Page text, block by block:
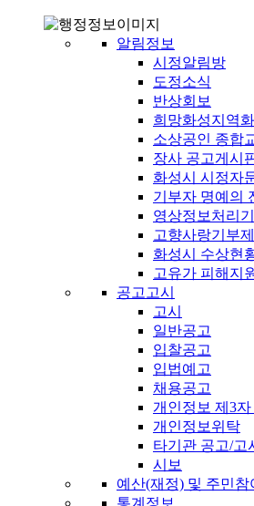
알림정보
시정알림방
도정소식
반상회보
희망화성지역화
소상공인 종합
장사 공고게시
화성시 시정자
기부자 명예의
영상정보처리
고향사랑기부제
화성시 수상현
고유가 피해지
공고고시
고시
일반공고
입찰공고
입법예고
채용공고
개인정보 제3자
개인정보위탁
타기관 공고/고
시보
예산(재정) 및 주민참